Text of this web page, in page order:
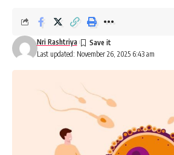
Last updated: November 26, 2025 6:43 am
Nri Rashtriya